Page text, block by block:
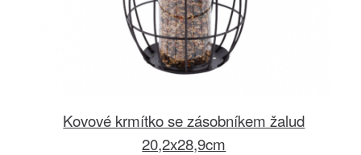
Kovové krmítko se zásobníkem žalud
20,2x28,9cm